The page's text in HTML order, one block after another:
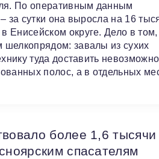
По оперативным данным
за сутки она выросла на 16
Енисейском округе. Дело в том,
завалы из сухих
туда доставить
полос, а в отдельных
более 1,6 тысячи
спасателям